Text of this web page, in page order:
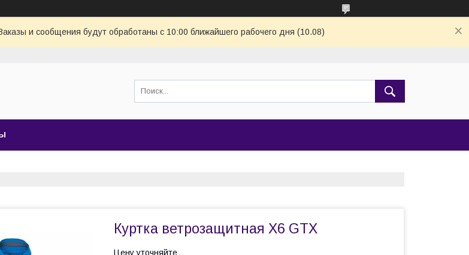
и сообщения будут обработаны с 10:00 ближайшего рабочего дня (10.08)
Куртка ветрозащитная X6 GTX
Цену уточняйте